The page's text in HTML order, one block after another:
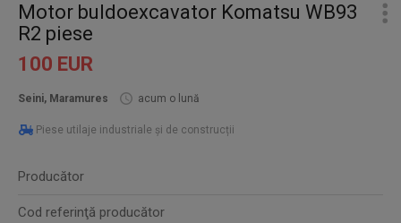
Motor buldoexcavator Komatsu WB93
R2 piese
100 EUR
Seini, Maramures acum o lună
Piese utilaje industriale și de construcții
Producător
Cod referinţă producător